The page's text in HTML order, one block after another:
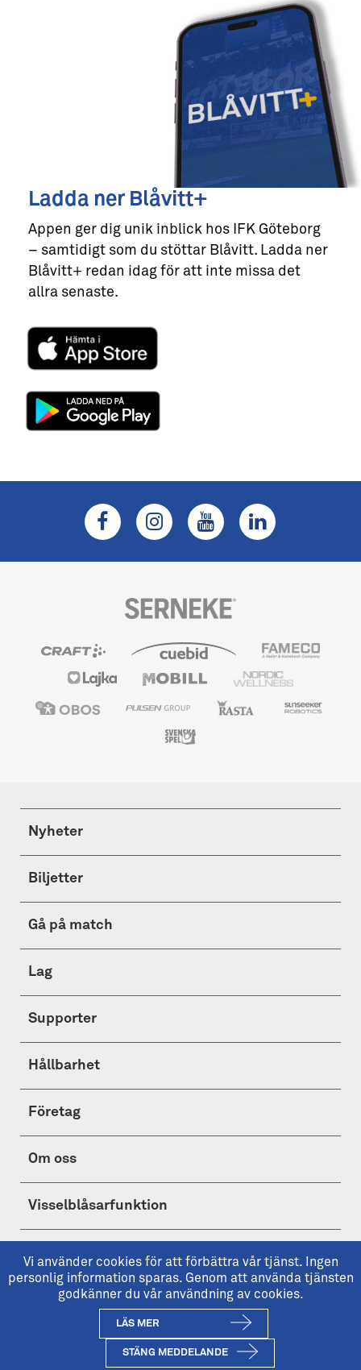
Ladda ner Blåvitt+
Appen ger dig unik inblick hos IFK Göteborg
– samtidigt som du stöttar Blåvitt. Ladda ner
Blåvitt+ redan idag för att inte missa det
allra senaste.
Nyheter
Biljetter
Gå på match
Lag
Supporter
Hållbarhet
Företag
Om oss
Visselblåsarfunktion
Copyright © 2026 IFK Göteborg
ifkgoteborg.se är IFK Göteborgs officiella hemsida.
Vi använder cookies för att förbättra vår tjänst. Ingen
personlig information sparas. Genom att använda tjänsten
godkänner du vår användning av cookies.
LÄS MER
STÄNG MEDDELANDE